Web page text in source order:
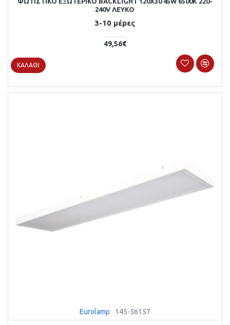
240V ΛΕΥΚΟ
3-10 μέρες
49,56€
ΚΑΛΆΘΙ
Eurolamp 145-56157